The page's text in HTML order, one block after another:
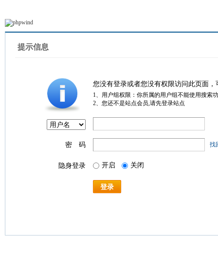
提示信息
您没有登录或者您没有权限访问此页面
1、用户组权限：你所属的用户组不能使用搜索
2、您还不是站点会员,请先登录站点
密 码 找
隐身登录 开启 关闭
登录